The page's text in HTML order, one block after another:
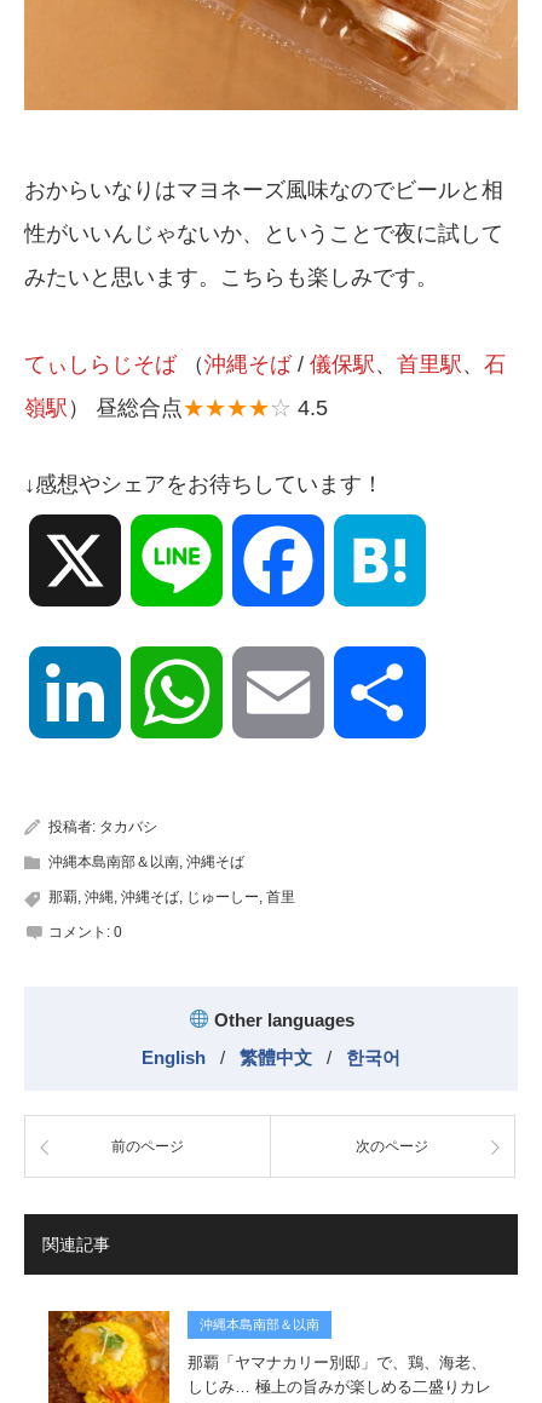
おからいなりはマヨネーズ風味なのでビールと相
性がいいんじゃないか、ということで夜に試して
みたいと思います。こちらも楽しみです。
てぃしらじそば（沖縄そば/ 儀保駅 、 首里駅 、 石
嶺駅 ） 昼総合点★★★★☆ 4.5
↓感想やシェアをお待ちしています！
Line Facebook
LinkedIn WhatsApp Email
投稿者: タカバシ
沖縄本島南部＆以南, 沖縄そば
那覇, 沖縄, 沖縄そば, じゅーしー, 首里
コメント: 0
Other languages
English
/ 繁體中文 / 한국어
前のページ 次のページ
関連記事
沖縄本島南部＆以南
那覇「ヤマナカリー別邸」で、鶏、海老、
しじみ… 極上の旨みが楽しめる二盛りカレ